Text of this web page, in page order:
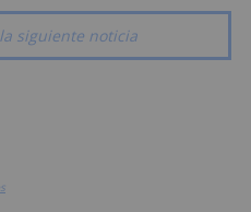
siguiente noticia